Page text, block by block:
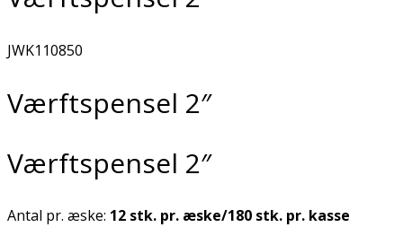
JWK110850
Værftspensel 2″
Værftspensel 2″
Antal pr. æske: 12 stk. pr. æske/180 stk. pr. kasse